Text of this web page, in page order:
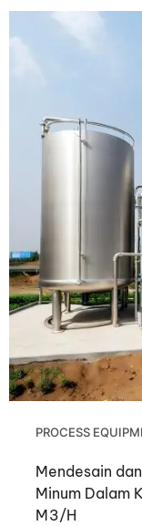
PROCESS
Mendesain
Minum Dalam
M3/H